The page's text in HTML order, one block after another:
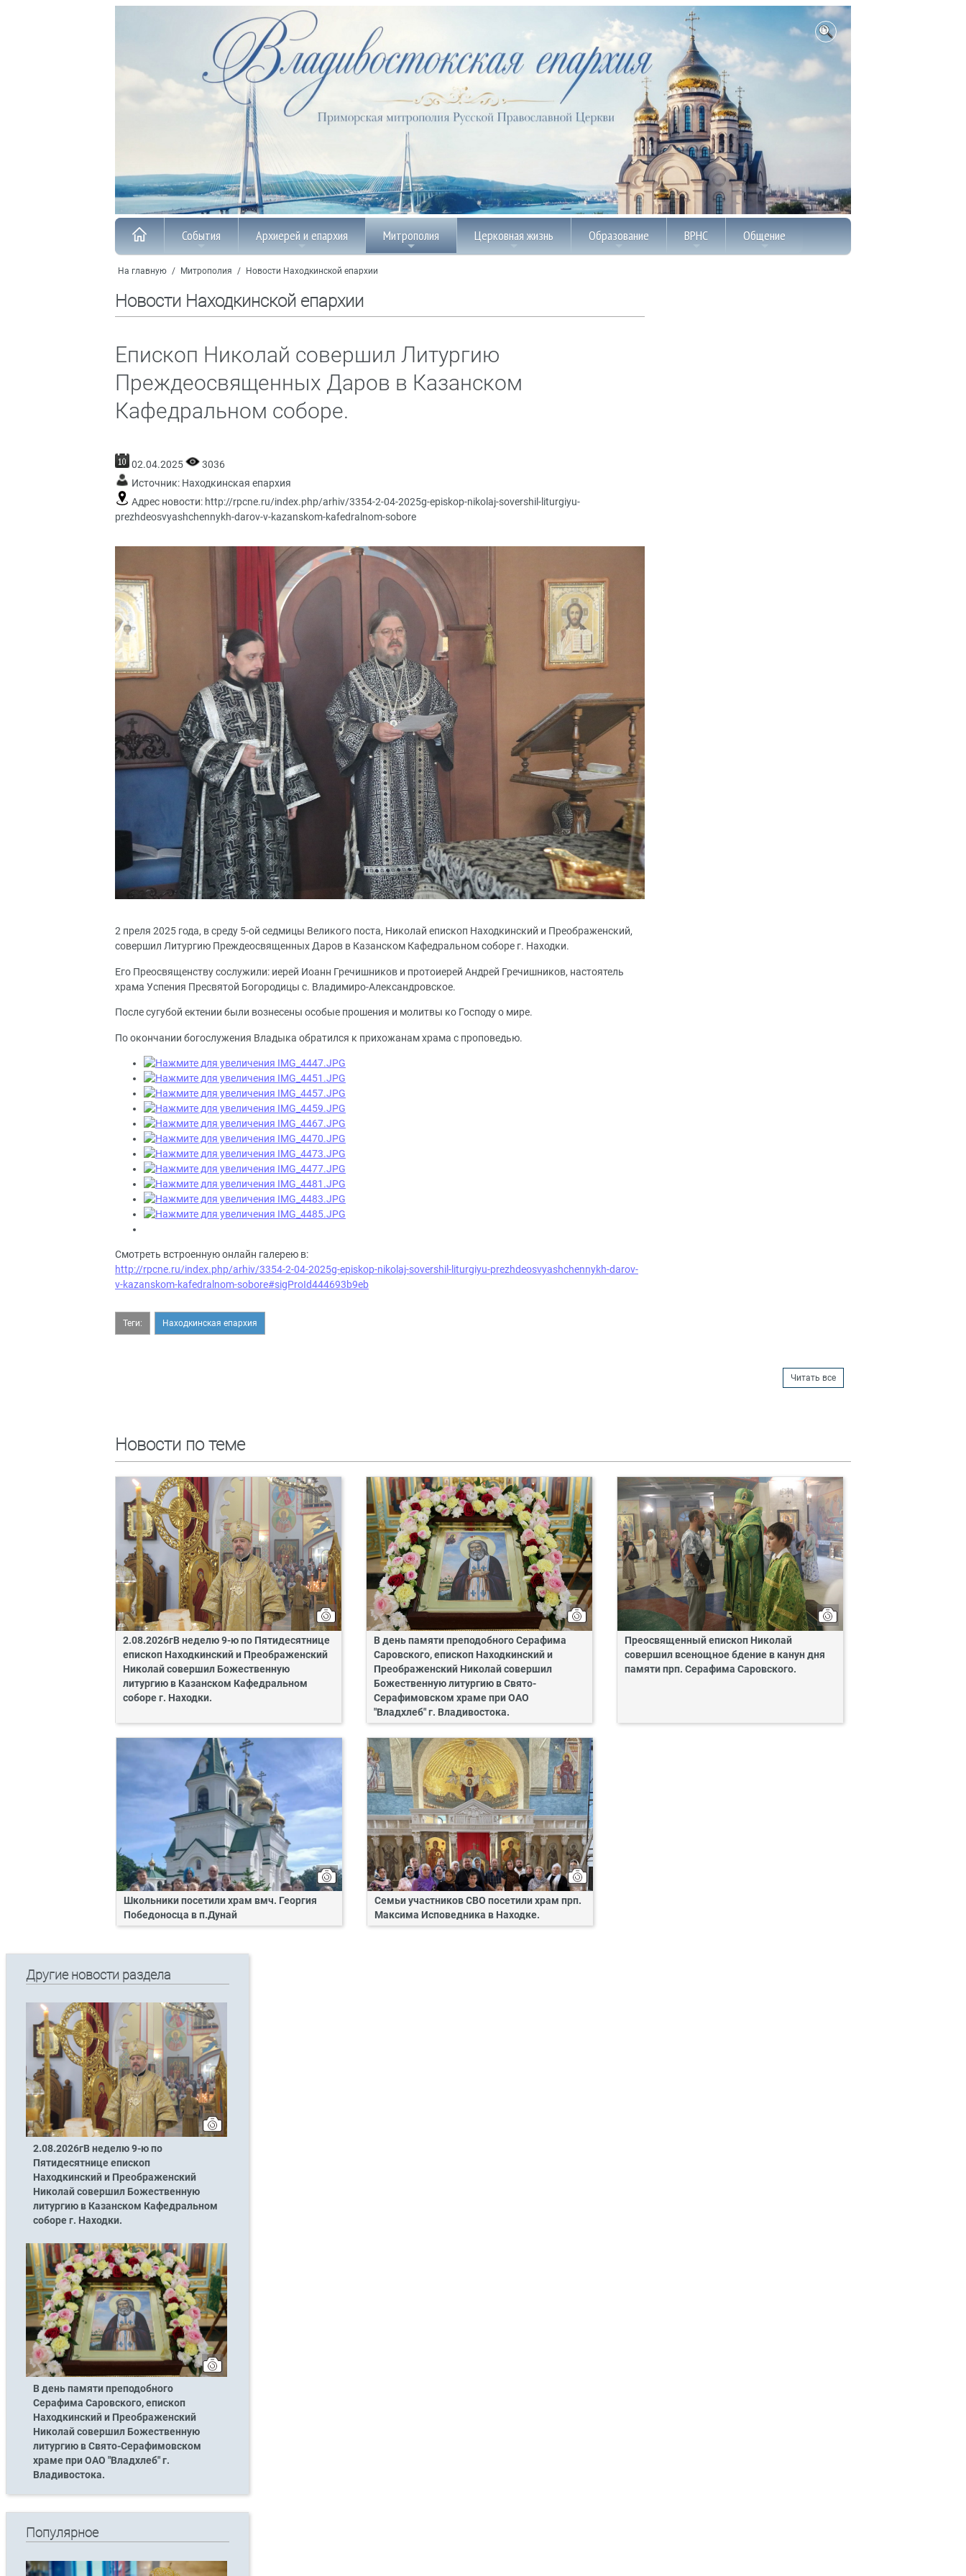
События Архиерей и епархия Митрополия Церковная жизнь Образование ВРНС Общение
На главную / Митрополия / Новости Находкинской епархии
Новости Находкинской епархии
Епископ Николай совершил Литургию
Преждеосвященных Даров в Казанском
Кафедральном соборе.
02.04.2025
3036
Источник: Находкинская епархия
Адрес новости: http://rpcne.ru/index.php/arhiv/3354-2-04-2025g-episkop-nikolaj-sovershil-liturgiyu-
prezhdeosvyashchennykh-darov-v-kazanskom-kafedralnom-sobore
2 преля 2025 года, в среду 5-ой седмицы Великого поста, Николай епископ Находкинский и Преображенский,
совершил Литургию Преждеосвященных Даров в Казанском Кафедральном соборе г. Находки.
Его Преосвященству сослужили: иерей Иоанн Гречишников и протоиерей Андрей Гречишников, настоятель
храма Успения Пресвятой Богородицы с. Владимиро-Александровское.
После сугубой ектении были вознесены особые прошения и молитвы ко Господу о мире.
По окончании богослужения Владыка обратился к прихожанам храма с проповедью.
Смотреть встроенную онлайн галерею в:
http://rpcne.ru/index.php/arhiv/3354-2-04-2025g-episkop-nikolaj-sovershil-liturgiyu-prezhdeosvyashchennykh-darov-
v-kazanskom-kafedralnom-sobore#sigProId444693b9eb
Теги: Находкинская епархия
Читать все
Новости по теме
2.08.2026гВ неделю 9-ю по Пятидесятнице
епископ Находкинский и Преображенский
Николай совершил Божественную
литургию в Казанском Кафедральном
соборе г. Находки.
В день памяти преподобного Серафима
Саровского, епископ Находкинский и
Преображенский Николай совершил
Божественную литургию в Свято-
Серафимовском храме при ОАО
"Владхлеб" г. Владивостока.
Преосвященный епископ Николай
совершил всенощное бдение в канун дня
памяти прп. Серафима Саровского.
Школьники посетили храм вмч. Георгия
Победоносца в п.Дунай
Семьи участников СВО посетили храм прп.
Максима Исповедника в Находке.
Другие новости раздела
2.08.2026гВ неделю 9-ю по
Пятидесятнице епископ
Находкинский и Преображенский
Николай совершил Божественную
литургию в Казанском Кафедральном
соборе г. Находки.
В день памяти преподобного
Серафима Саровского, епископ
Находкинский и Преображенский
Николай совершил Божественную
литургию в Свято-Серафимовском
храме при ОАО "Владхлеб" г.
Владивостока.
Популярное